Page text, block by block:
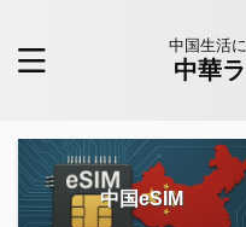
中国生活
中華
中国eSIM